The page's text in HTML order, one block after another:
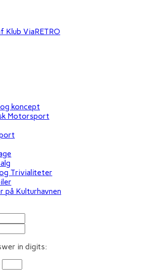
Klub ViaRETRO
koncept
Motorsport
Trivialiteter
på Kulturhavnen
in digits: